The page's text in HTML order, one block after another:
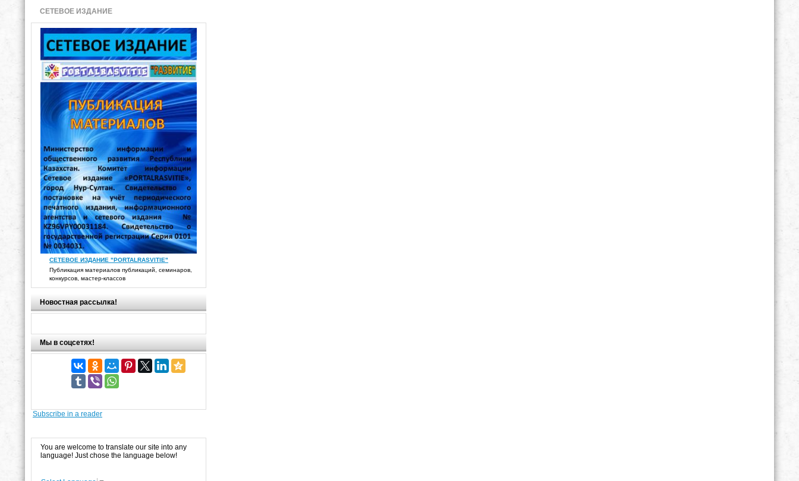
СЕТЕВОЕ ИЗДАНИЕ
СЕТЕВОЕ ИЗДАНИЕ "PORTALRASVITIE"
Публикация материалов публикаций, семинаров,
конкурсов, мастер-классов
Новостная рассылка!
Мы в соцсетях!
Subscribe in a reader
You are welcome to translate our site into any
language! Just chose the language below!